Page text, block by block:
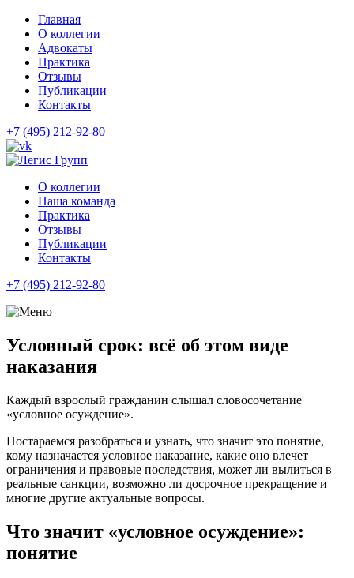
Главная
О коллегии
Адвокаты
Практика
Отзывы
Публикации
Контакты
+7 (495) 212-92-80
О коллегии
Наша команда
Практика
Отзывы
Публикации
Контакты
+7 (495) 212-92-80
Условный срок: всё об этом виде
наказания
Каждый взрослый гражданин слышал словосочетание
«условное осуждение».
Постараемся разобраться и узнать, что значит это понятие,
кому назначается условное наказание, какие оно влечет
ограничения и правовые последствия, может ли вылиться в
реальные санкции, возможно ли досрочное прекращение и
многие другие актуальные вопросы.
Что значит «условное осуждение»:
понятие